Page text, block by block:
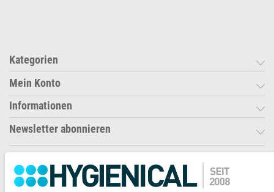
Kategorien
Mein Konto
Informationen
Newsletter abonnieren
Ihre Zahlungsmöglichkeiten